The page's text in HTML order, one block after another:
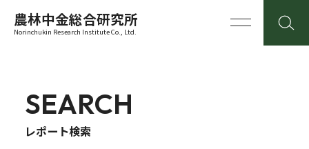
農林中金総合研究所
Norinchukin Research Institute Co., Ltd.
SEARCH
レポート検索